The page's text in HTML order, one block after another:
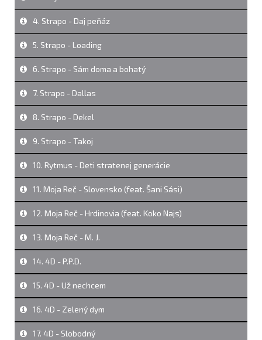
4. Strapo - Daj peňáz
5. Strapo - Loading
6. Strapo - Sám doma a bohatý
7. Strapo - Dallas
8. Strapo - Dekel
9. Strapo - Takoj
10. Rytmus - Deti stratenej generácie
11. Moja Reč - Slovensko (feat. Šani Sási)
12. Moja Reč - Hrdinovia (feat. Koko Najs)
13. Moja Reč - M. J.
14. 4D - P.P.D.
15. 4D - Už nechcem
16. 4D - Zelený dym
17. 4D - Slobodný